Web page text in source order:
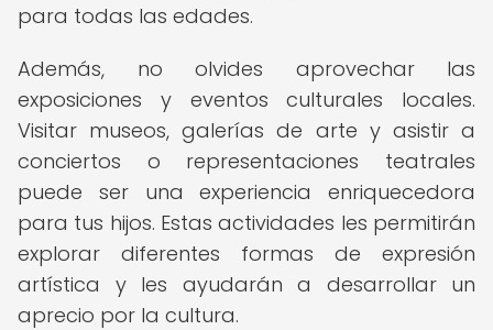
para todas las edades.
Además, no olvides aprovechar las
exposiciones y eventos culturales locales.
Visitar museos, galerías de arte y asistir a
conciertos o representaciones teatrales
puede ser una experiencia enriquecedora
para tus hijos. Estas actividades les permitirán
explorar diferentes formas de expresión
artística y les ayudarán a desarrollar un
aprecio por la cultura.